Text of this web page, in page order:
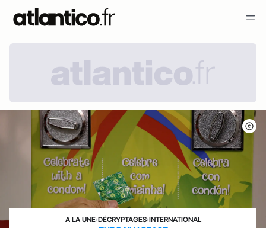
A LA UNE›DÉCRYPTAGES›INTERNATIONAL